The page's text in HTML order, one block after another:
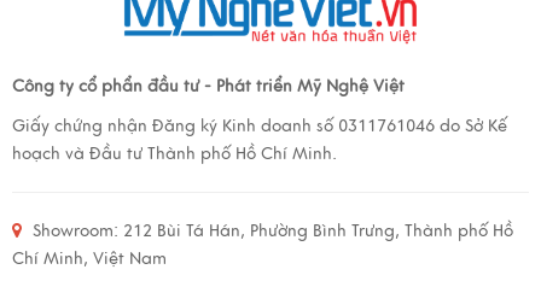
Công ty cổ phẩn đầu tư - Phát triển Mỹ Nghệ Việt
Giấy chứng nhận Đăng ký Kinh doanh số 0311761046 do Sở Kế
hoạch và Đầu tư Thành phố Hồ Chí Minh.
Showroom: 212 Bùi Tá Hán, Phường Bình Trưng, Thành phố Hồ
Chí Minh, Việt Nam